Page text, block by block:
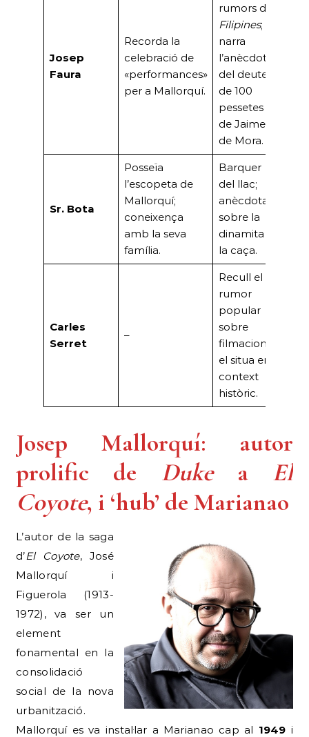
Josep
Faura
Recorda la
celebració de
«performances»
per a Mallorquí.
rumors de
Filipines;
narra
l’anècdota
del deute
de 100
pessetes
de Jaime
de Mora.
Sr. Bota
Posseïa
l’escopeta de
Mallorquí;
coneixença
amb la seva
família.
Barquer
del llac;
anècdota
sobre la
dinamita i
la caça.
Carles
Serret
–
Recull el
rumor
popular
sobre
filmacions i
el situa en
context
històric.
Josep Mallorquí: autor
prolific de Dukea El
Coyote, i ‘hub’ de Marianao
L’autor de la saga
d’El Coyote, José
Mallorquí i
Figuerola (1913-
1972), va ser un
element
fonamental en la
consolidació
social de la nova
urbanització.
Mallorquí es va instal·lar a Marianao cap al 1949 i